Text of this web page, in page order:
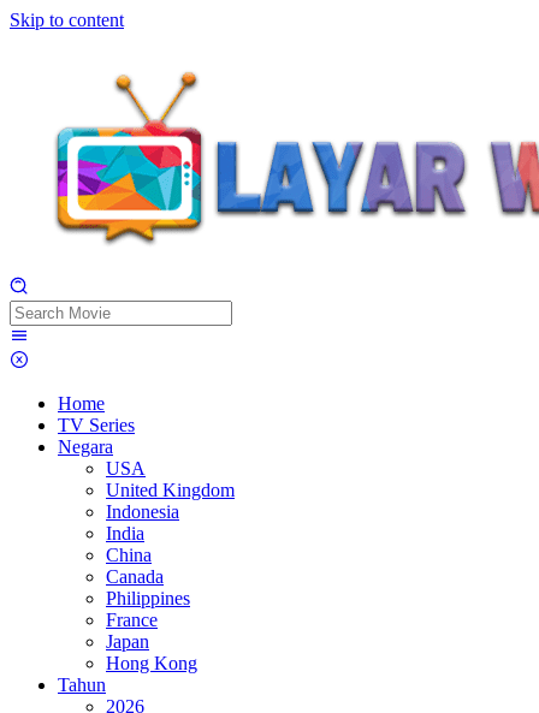
Skip to content
Home
TV Series
Negara
USA
United Kingdom
Indonesia
India
China
Canada
Philippines
France
Japan
Hong Kong
Tahun
2026